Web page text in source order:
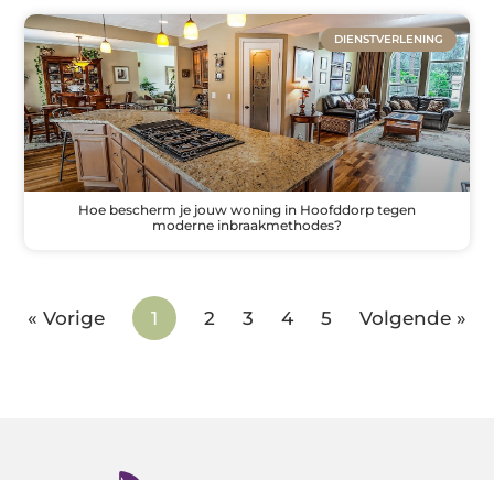
DIENSTVERLENING
Hoe bescherm je jouw woning in Hoofddorp tegen
moderne inbraakmethodes?
« Vorige 1 2 3 4 5 Volgende »